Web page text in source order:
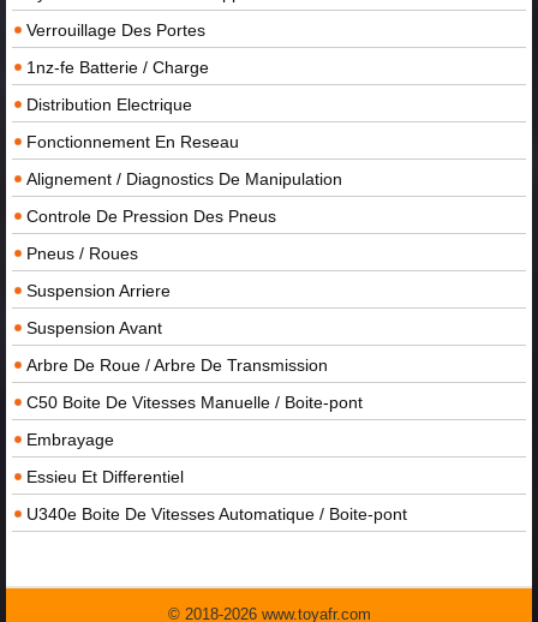
Verrouillage Des Portes
1nz-fe Batterie / Charge
Distribution Electrique
Fonctionnement En Reseau
Alignement / Diagnostics De Manipulation
Controle De Pression Des Pneus
Pneus / Roues
Suspension Arriere
Suspension Avant
Arbre De Roue / Arbre De Transmission
C50 Boite De Vitesses Manuelle / Boite-pont
Embrayage
Essieu Et Differentiel
U340e Boite De Vitesses Automatique / Boite-pont
© 2018-2026 www.toyafr.com